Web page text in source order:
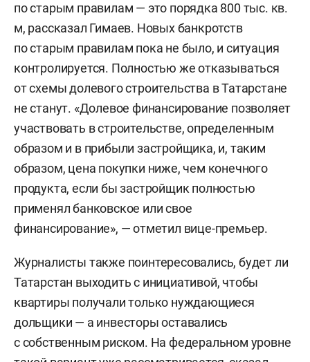
по старым правилам — это порядка 800 тыс. кв.
м, рассказал Гимаев. Новых банкротств
по старым правилам пока не было, и ситуация
контролируется. Полностью же отказываться
от схемы долевого строительства в Татарстане
не cтанут. «Долевое финансирование позволяет
участвовать в строительстве, определенным
образом и в прибыли застройщика, и, таким
образом, цена покупки ниже, чем конечного
продукта, если бы застройщик полностью
применял банковское или свое
финансирование», — отметил вице-премьер.
Журналисты также поинтересовались, будет ли
Татарстан выходить с инициативой, чтобы
квартиры получали только нуждающиеся
дольщики — а инвесторы оставались
с собственным риском. На федеральном уровне